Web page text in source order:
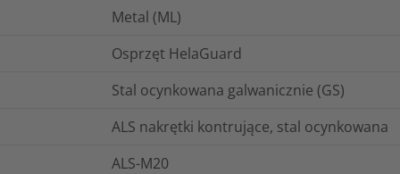
Metal (ML)
Osprzęt HelaGuard
Stal ocynkowana galwanicznie (GS)
ALS nakrętki kontrujące, stal ocynkowana
ALS-M20